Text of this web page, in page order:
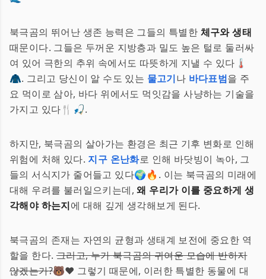
북극곰의 뛰어난 생존 능력은 그들의 특별한 체구와 생태
때문이다. 그들은 두꺼운 지방층과 밀도 높은 털로 둘러싸
여 있어 극한의 추위 속에서도 따뜻하게 지낼 수 있다🌡️
🧥. 그리고 당신이 알 수도 있는 물고기나 바다표범을 주
요 먹이로 삼아, 바다 위에서도 먹잇감을 사냥하는 기술을
가지고 있다🍴🎣.
하지만, 북극곰의 살아가는 환경은 최근 기후 변화로 인해
위험에 처해 있다. 지구 온난화로 인해 바닷빙이 녹아, 그
들의 서식지가 줄어들고 있다🌍🔥. 이는 북극곰의 미래에
대해 우려를 불러일으키는데,왜 우리가 이를 중요하게 생
각해야 하는지에 대해 깊게 생각해보게 된다.
북극곰의 존재는 자연의 균형과 생태계 보전에 중요한 역
할을 한다.그리고, 누가 북극곰의 귀여운 모습에 반하지
않겠는가?🐻❤️ 그렇기 때문에, 이러한 특별한 동물에 대